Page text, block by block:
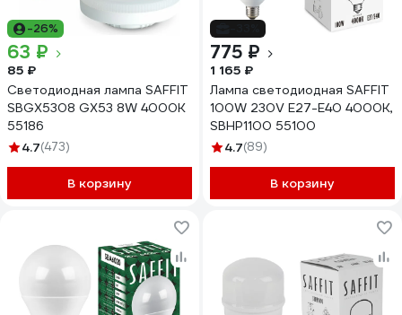
-26%
63 ₽
85 ₽
Светодиодная лампа SAFFIT
SBGX5308 GX53 8W 4000K
55186
4.7(473)
В корзину
775 ₽
1 165 ₽
Лампа светодиодная SAFFIT
100W 230V E27-E40 4000K,
SBHP1100 55100
4.7(89)
В корзину